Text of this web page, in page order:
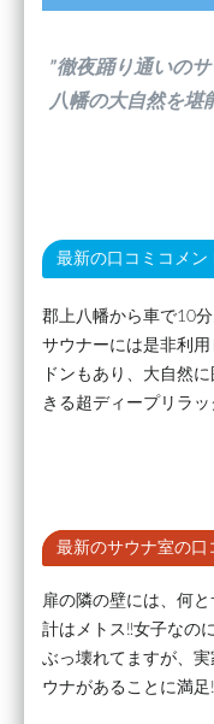
”徹夜踊り通いの
八幡の大自然を堪
最新の口コミコメン
郡上八幡から車で10
サウナーには是非利
ドンもあり、大自然
きる超ディープリラッ
最新のサウナ室の口
扉の隣の壁には、何
計はメトス‼女子なの
ぶっ壊れてますが、
ウナがあることに満足